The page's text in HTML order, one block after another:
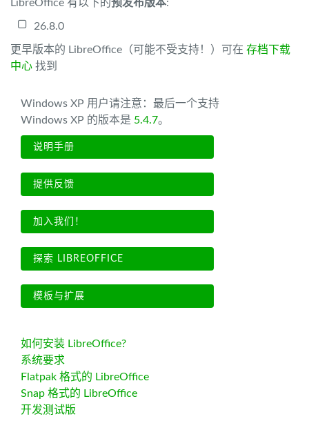
LibreOffice 有以下的预发布版本:
26.8.0
更早版本的 LibreOffice（可能不受支持！）可在 存档下载
中心 找到
Windows XP 用户请注意：最后一个支持
Windows XP 的版本是 5.4.7。
说明手册
提供反馈
加入我们！
探索 LIBREOFFICE
模板与扩展
如何安装 LibreOffice?
系统要求
Flatpak 格式的 LibreOffice
Snap 格式的 LibreOffice
开发测试版